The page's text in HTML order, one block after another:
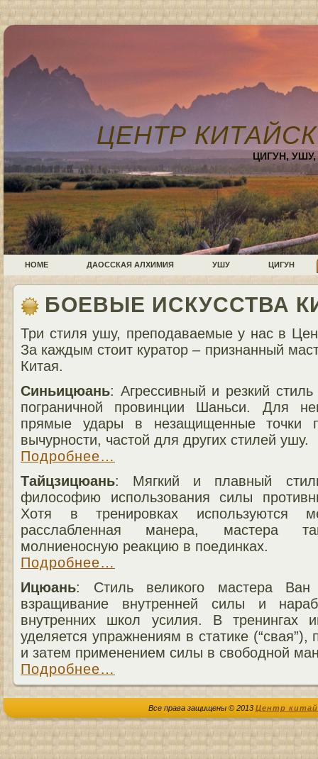
ЦЕНТР
ЦИГУН,
HOME ДАОССКАЯ АЛХИМИЯ УШУ ЦИГУН
БОЕВЫЕ ИСКУССТВА
Три стиля ушу, преподаваемые у нас в
За каждым стоит куратор – признанный
Китая.
Синьицюань: Агрессивный и резкий
пограничной провинции Шаньси. Для
прямые удары в незащищенные точки
вычурности, частой для других стилей ушу.
Подробнее…
Тайцзицюань: Мягкий и плавный
философию использования силы
Хотя в тренировках используются
расслабленная манера, мастера
молниеносную реакцию в поединках.
Подробнее…
Ицюань: Стиль великого мастера
взращивание внутренней силы и
внутренних школ усилия. В тренингах
уделяется упражнениям в статике
и затем применением силы в свободной
Подробнее…
Все права защищены © 2013 Центр